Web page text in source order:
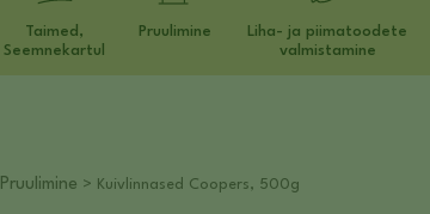
Taimed,
Seemnekartul
Pruulimine
Liha- ja piimatoodete
valmistamine
Pruulimine > Kuivlinnased Coopers, 500g